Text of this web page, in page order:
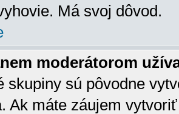
Má svoj dôvod.
moderátorom
skupiny sú pôvodne
Ak máte záujem